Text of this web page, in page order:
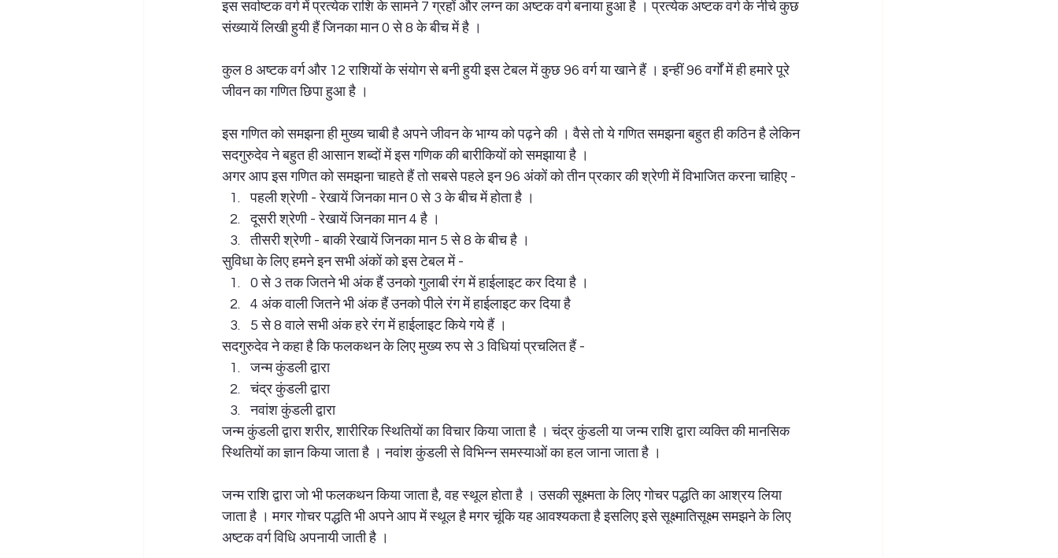
इस सर्वाष्टक वर्ग में प्रत्येक राशि के सामने 7 ग्रहों और लग्न का अष्टक वर्ग बनाया हुआ है । प्रत्येक अष्टक वर्ग के नीचे कुछ
संख्यायें लिखी हुयी हैं जिनका मान 0 से 8 के बीच में है ।
कुल 8 अष्टक वर्ग और 12 राशियों के संयोग से बनी हुयी इस टेबल में कुछ 96 वर्ग या खाने हैं । इन्हीं 96 वर्गों में ही हमारे पूरे
जीवन का गणित छिपा हुआ है ।
इस गणित को समझना ही मुख्य चाबी है अपने जीवन के भाग्य को पढ़ने की । वैसे तो ये गणित समझना बहुत ही कठिन है लेकिन
सदगुरुदेव ने बहुत ही आसान शब्दों में इस गणिक की बारीकियों को समझाया है ।
अगर आप इस गणित को समझना चाहते हैं तो सबसे पहले इन 96 अंकों को तीन प्रकार की श्रेणी में विभाजित करना चाहिए -
पहली श्रेणी - रेखायें जिनका मान 0 से 3 के बीच में होता है ।
दूसरी श्रेणी - रेखायें जिनका मान 4 है ।
तीसरी श्रेणी - बाकी रेखायें जिनका मान 5 से 8 के बीच है ।
सुविधा के लिए हमने इन सभी अंकों को इस टेबल में -
0 से 3 तक जितने भी अंक हैं उनको गुलाबी रंग में हाईलाइट कर दिया है ।
4 अंक वाली जितने भी अंक हैं उनको पीले रंग में हाईलाइट कर दिया है
5 से 8 वाले सभी अंक हरे रंग में हाईलाइट किये गये हैं ।
सदगुरुदेव ने कहा है कि फलकथन के लिए मुख्य रुप से 3 विधियां प्रचलित हैं -
जन्म कुंडली द्वारा
चंद्र कुंडली द्वारा
नवांश कुंडली द्वारा
जन्म कुंडली द्वारा शरीर, शारीरिक स्थितियों का विचार किया जाता है । चंद्र कुंडली या जन्म राशि द्वारा व्यक्ति की मानसिक
स्थितियों का ज्ञान किया जाता है । नवांश कुंडली से विभिन्न समस्याओं का हल जाना जाता है ।
जन्म राशि द्वारा जो भी फलकथन किया जाता है, वह स्थूल होता है । उसकी सूक्ष्मता के लिए गोचर पद्धति का आश्रय लिया
जाता है । मगर गोचर पद्धति भी अपने आप में स्थूल है मगर चूंकि यह आवश्यकता है इसलिए इसे सूक्ष्मातिसूक्ष्म समझने के लिए
अष्टक वर्ग विधि अपनायी जाती है ।